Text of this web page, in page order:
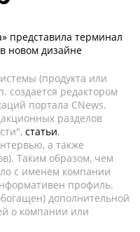
представила терминал
новом дизайне
(продукта или
создается редактором
портала CNews.
разделов
статьи,
а также
Таким образом, чем
с именем компании
профиль.
дополнительной
о компании или